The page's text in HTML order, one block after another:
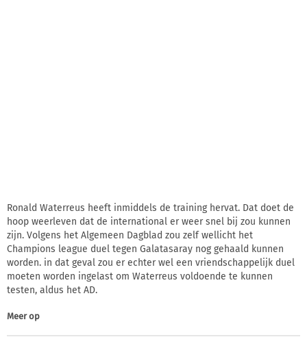
Ronald Waterreus heeft inmiddels de training hervat. Dat doet de
hoop weerleven dat de international er weer snel bij zou kunnen
zijn. Volgens het Algemeen Dagblad zou zelf wellicht het
Champions league duel tegen Galatasaray nog gehaald kunnen
worden. in dat geval zou er echter wel een vriendschappelijk duel
moeten worden ingelast om Waterreus voldoende te kunnen
testen, aldus het AD.
Meer op